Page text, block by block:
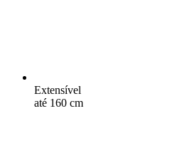
Extensível
até 160 cm